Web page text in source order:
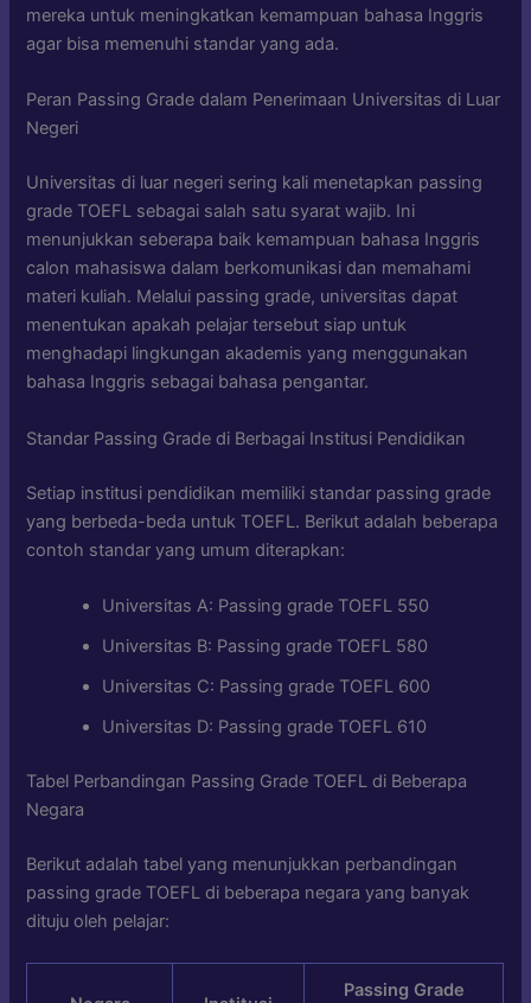
mereka untuk meningkatkan kemampuan bahasa Inggris
agar bisa memenuhi standar yang ada.
Peran Passing Grade dalam Penerimaan Universitas di Luar
Negeri
Universitas di luar negeri sering kali menetapkan passing
grade TOEFL sebagai salah satu syarat wajib. Ini
menunjukkan seberapa baik kemampuan bahasa Inggris
calon mahasiswa dalam berkomunikasi dan memahami
materi kuliah. Melalui passing grade, universitas dapat
menentukan apakah pelajar tersebut siap untuk
menghadapi lingkungan akademis yang menggunakan
bahasa Inggris sebagai bahasa pengantar.
Standar Passing Grade di Berbagai Institusi Pendidikan
Setiap institusi pendidikan memiliki standar passing grade
yang berbeda-beda untuk TOEFL. Berikut adalah beberapa
contoh standar yang umum diterapkan:
Universitas A: Passing grade TOEFL 550
Universitas B: Passing grade TOEFL 580
Universitas C: Passing grade TOEFL 600
Universitas D: Passing grade TOEFL 610
Tabel Perbandingan Passing Grade TOEFL di Beberapa
Negara
Berikut adalah tabel yang menunjukkan perbandingan
passing grade TOEFL di beberapa negara yang banyak
dituju oleh pelajar:
Passing Grade